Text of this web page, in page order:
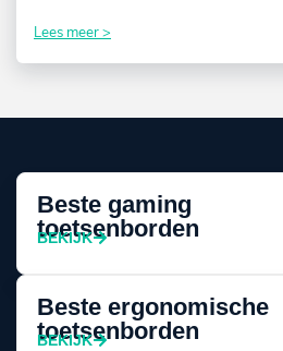
Lees meer >
Beste gaming
toetsenborden
BEKIJK
Beste ergonomische
toetsenborden
BEKIJK